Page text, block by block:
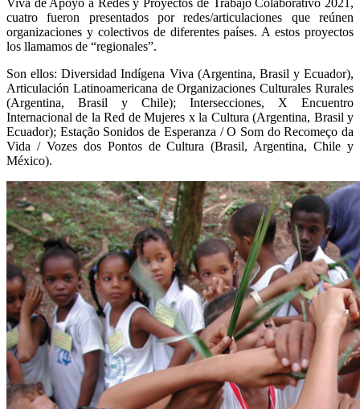
Viva de Apoyo a Redes y Proyectos de Trabajo Colaborativo 2021,
cuatro fueron presentados por redes/articulaciones que reúnen
organizaciones y colectivos de diferentes países. A estos proyectos
los llamamos de “regionales”.
Son ellos: Diversidad Indígena Viva (Argentina, Brasil y Ecuador),
Articulación Latinoamericana de Organizaciones Culturales Rurales
(Argentina, Brasil y Chile); Intersecciones, X Encuentro
Internacional de la Red de Mujeres x la Cultura (Argentina, Brasil y
Ecuador); Estação Sonidos de Esperanza / O Som do Recomeço da
Vida / Vozes dos Pontos de Cultura (Brasil, Argentina, Chile y
México).